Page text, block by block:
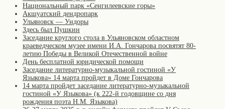
Национальный парк «Сенгилеевские горы»
Акшуатский дендропарк
Ульяновск — Ундоры
Здесь был Пушкин
Заседание круглого стола в Ульяновском областном
краеведческом музее имени И.А. Гончарова посвятят 80-
летию Победы в Великой Отечественной войне
День бесплатной юридической помощи
Заседание литературно-музыкальной гостиной «У
Языкова» 14 марта пройдет в Доме Гончарова
14 марта пройдет заседание литературно-музыкальной
гостиной «У Языкова» (к 222-й годовщине со дня
рождения поэта Н.М. Языкова)